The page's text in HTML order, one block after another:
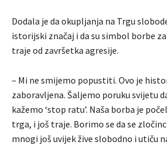
Dodala je da okupljanja na Trgu
istorijski značaj i da su simbol borbe
traje od završetka agresije.
– Mi ne smijemo popustiti. Ovo je
zaboravljena. Šaljemo poruku svijetu
kažemo ‘stop ratu’. Naša borba je
trga, i još traje. Borimo se da se
mnogi još uvijek žive slobodno i utiču